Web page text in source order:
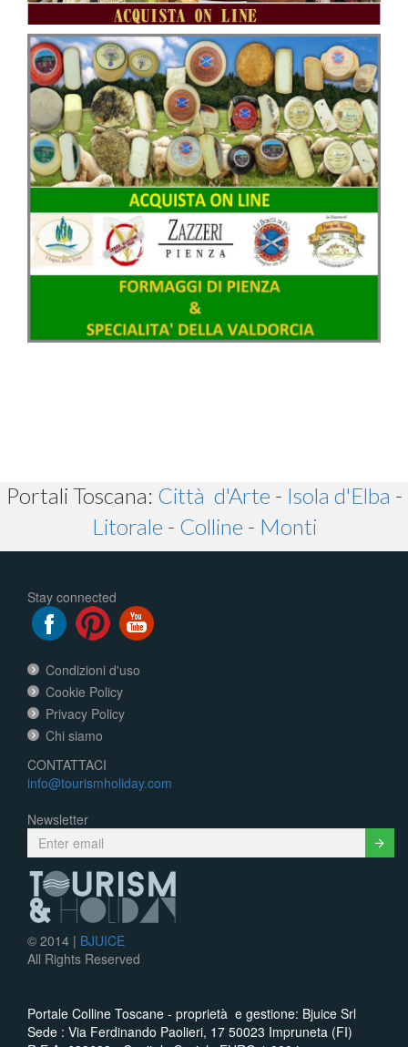
Portali Toscana: Città d'Arte - Isola d'Elba -
Litorale - Colline - Monti
Stay connected
Condizioni d'uso
Cookie Policy
Privacy Policy
Chi siamo
CONTATTACI
info@tourismholiday.com
Newsletter
© 2014 | BJUICE
All Rights Reserved
Portale Colline Toscane - proprietà e gestione: Bjuice Srl
Sede : Via Ferdinando Paolieri, 17 50023 Impruneta (FI)